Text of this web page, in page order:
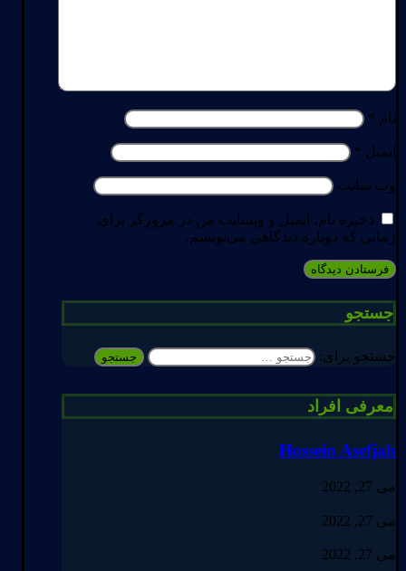
نام *
ایمیل *
وب‌ سایت
ذخیره نام، ایمیل و وبسایت من در مرورگر برای
زمانی که دوباره دیدگاهی می‌نویسم.
جستجو
جستجو برای:
معرفی افراد
Hossein Asefjah
می 27, 2022
می 27, 2022
می 27, 2022